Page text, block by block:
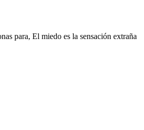
para, El miedo es la sensación extraña